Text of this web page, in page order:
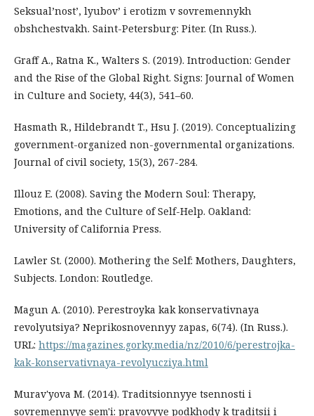
Seksual’nost’, lyubov’ i erotizm v sovremennykh
obshchestvakh. Saint-Petersburg: Piter. (In Russ.).
Graff A., Ratna K., Walters S. (2019). Introduction: Gender
and the Rise of the Global Right. Signs: Journal of Women
in Culture and Society, 44(3), 541–60.
Hasmath R., Hildebrandt T., Hsu J. (2019). Conceptualizing
government-organized non-governmental organizations.
Journal of civil society, 15(3), 267-284.
Illouz E. (2008). Saving the Modern Soul: Therapy,
Emotions, and the Culture of Self-Help. Oakland:
University of California Press.
Lawler St. (2000). Mothering the Self: Mothers, Daughters,
Subjects. London: Routledge.
Magun A. (2010). Perestroyka kak konservativnaya
revolyutsiya? Neprikosnovennyy zapas, 6(74). (In Russ.).
URL: https://magazines.gorky.media/nz/2010/6/perestrojka-
kak-konservativnaya-revolyucziya.html
Murav'yova M. (2014). Traditsionnyye tsennosti i
sovremennyye sem'i: pravovyye podkhody k traditsii i